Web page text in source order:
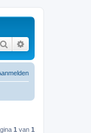
Zoek
1 van 1